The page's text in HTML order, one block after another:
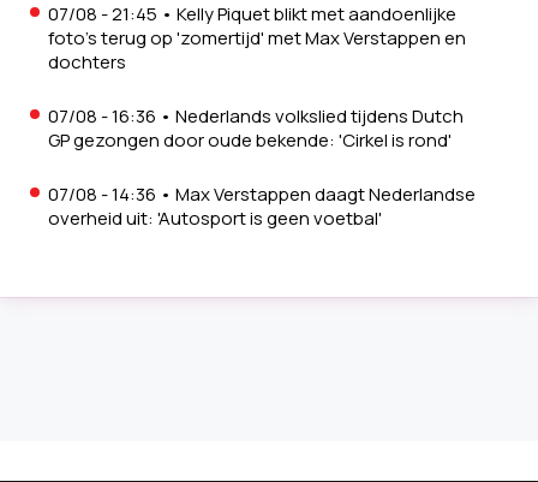
07/08 - 21:45 • Kelly Piquet blikt met aandoenlijke
foto's terug op 'zomertijd' met Max Verstappen en
dochters
07/08 - 16:36 • Nederlands volkslied tijdens Dutch
GP gezongen door oude bekende: 'Cirkel is rond'
07/08 - 14:36 • Max Verstappen daagt Nederlandse
overheid uit: 'Autosport is geen voetbal'